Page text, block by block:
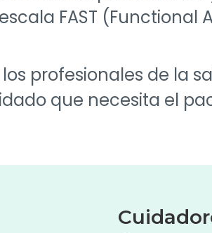
FAST (Functional
profesionales de la
que necesita el